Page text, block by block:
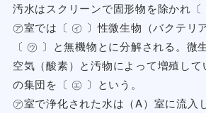
汚水はスクリーンで固形物を除かれ〔
㋐室では〔 ㋑ 〕性微生物（バクテリ
〔 ㋒ 〕と無機物とに分解される。微
空気（酸素）と汚物によって増殖し
の集団を〔 ㋓ 〕という。
㋐室で浄化された水は（A）室に流入